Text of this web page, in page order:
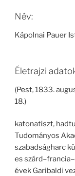
Név:
Kápolnai Pauer
Életrajzi
(Pest, 1833.
18.)
katonatiszt,
Tudományos
szabadságharc
es
évek Garibaldi